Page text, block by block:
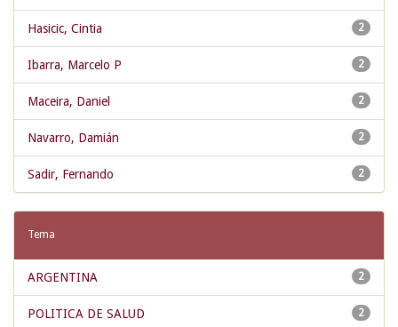
2
Hasicic, Cintia
2
Ibarra, Marcelo P
2
Maceira, Daniel
2
Navarro, Damián
2
Sadir, Fernando
Tema
2
ARGENTINA
2
POLITICA DE SALUD